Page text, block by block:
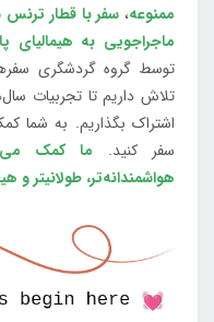
ممنوعه، سفر با قطار
ماجراجویی به هیمالیای
توسط گروه گردشگری
تلاش داریم تا تجربیات
اشتراک بگذاریم. به شما
سفر کنید. ما کمک
هواشمندانه‌تر، طولانی‎تر و هیجان‌انگیزتر باشد.